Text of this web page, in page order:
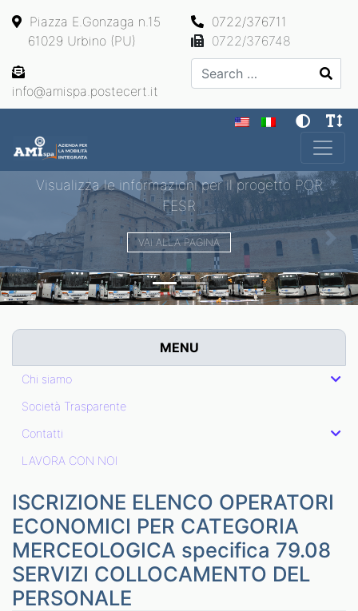
Piazza E.Gonzaga n.15
61029 Urbino (PU)
0722/376711
0722/376748
info@amispa.postecert.it
Search
Main Navigation
Visualizza le informazioni per il progetto POR
FESR
VAI ALLA PAGINA
Previous Next
MENU
Chi siamo
Società Trasparente
Contatti
LAVORA CON NOI
ISCRIZIONE ELENCO OPERATORI
ECONOMICI PER CATEGORIA
MERCEOLOGICA specifica 79.08
SERVIZI COLLOCAMENTO DEL
PERSONALE